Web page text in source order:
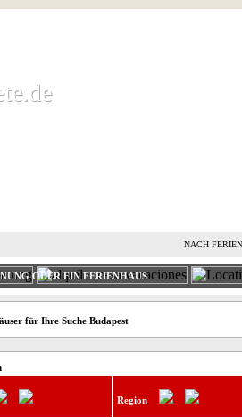
NACH
ODER EIN FERIENHAUS
für Ihre Suche Budapest
Region